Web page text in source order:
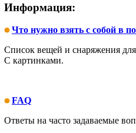
Информация:
Что нужно взять с собой в
Список вещей и снаряжения
С картинками.
FAQ
Ответы на часто задаваемые